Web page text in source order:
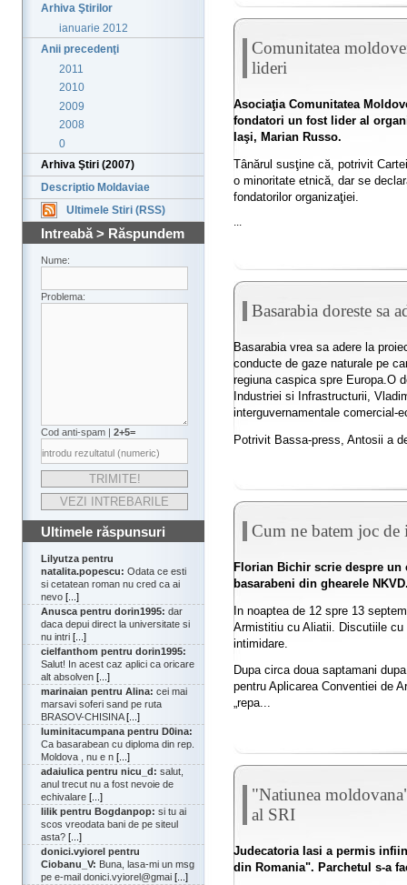
Arhiva Ştirilor
ianuarie 2012
Anii precedenţi
2011
2010
2009
2008
0
Arhiva Ştiri (2007)
Descriptio Moldaviae
Ultimele Stiri (RSS)
Intreabă > Răspundem
Nume:
Problema:
Cod anti-spam | 2+5=
Ultimele răspunsuri
Lilyutza pentru
natalita.popescu: Odata ce esti
si cetatean roman nu cred ca ai
nevo [...]
Anusca pentru dorin1995: dar
daca depui direct la universitate si
nu intri [...]
cielfanthom pentru dorin1995:
Salut! In acest caz aplici ca oricare
alt absolven [...]
marinaian pentru Alina: cei mai
marsavi soferi sand pe ruta
BRASOV-CHISINA[...]
luminitacumpana pentru D0ina:
Ca basarabean cu diploma din rep.
Moldova , nu e n [...]
adaiulica pentru nicu_d: salut,
anul trecut nu a fost nevoie de
echivalare [...]
lilik pentru Bogdanpop: si tu ai
scos vreodata bani de pe siteul
asta? [...]
donici.vyiorel pentru
Ciobanu_V: Buna, lasa-mi un msg
pe e-mail donici.vyiorel@gmai [...]
Comunitatea
lideri
Asociaţia Comunitatea
fondatori un fost lider al
Iaşi, Marian Russo.
Tânărul susţine că, potrivit
o minoritate etnică, dar se
fondatorilor organizaţiei.
Basarabia doreste sa
Basarabia vrea sa adere la
conducte de gaze naturale pe
regiuna caspica spre Europa.O
Industriei si Infrastructurii,
interguvernamentale comercial-
Potrivit Bassa-press, Antosii a
Cum ne batem joc de
Florian Bichir scrie despre un
basarabeni din ghearele
In noaptea de 12 spre 13
Armistitiu cu Aliatii. Discutiile
intimidare.
Dupa circa doua saptamani
pentru Aplicarea Conventiei de
„repa...
"Natiunea
al SRI
Judecatoria Iasi a permis
din Romania". Parchetul s-a